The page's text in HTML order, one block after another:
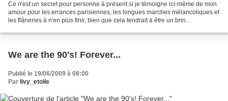
Ce n'est un secret pour personne à présent si je témoigne ici-même de mon
amour pour les errances parisiennes, les longues marches mélancoliques et
les flâneries à n'en plus finir, bien que cela tendrait à être un brin
We are the 90's! Forever...
Publié le 19/06/2009 à 08:00
Par livy_etoile